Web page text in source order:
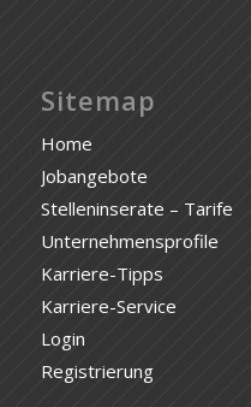
Sitemap
Home
Jobangebote
Stelleninserate – Tarife
Unternehmensprofile
Karriere-Tipps
Karriere-Service
Login
Registrierung